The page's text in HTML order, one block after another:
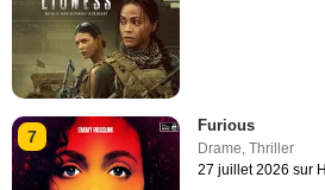
7
Furious
Drame,Thriller
27 juillet 2026 sur